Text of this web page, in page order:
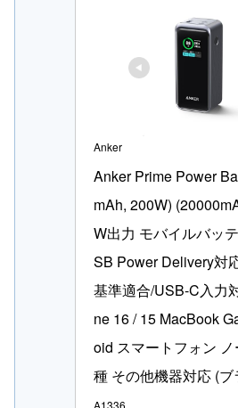
Anker
Anker Prime Power
mAh, 200W)
W出力 モバイルバッ
SB Power Delivery対
基準適合/USB-C入力
ne 16 / 15 MacBook
oid スマートフォン
種 その他機器対応 (ブ
A1336